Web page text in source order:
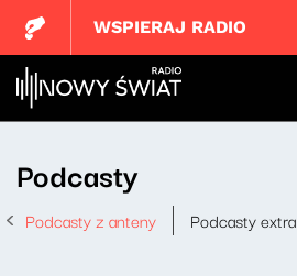
WSPIERAJ RADIO
Podcasty
Podcasty z anteny Podcasty extra